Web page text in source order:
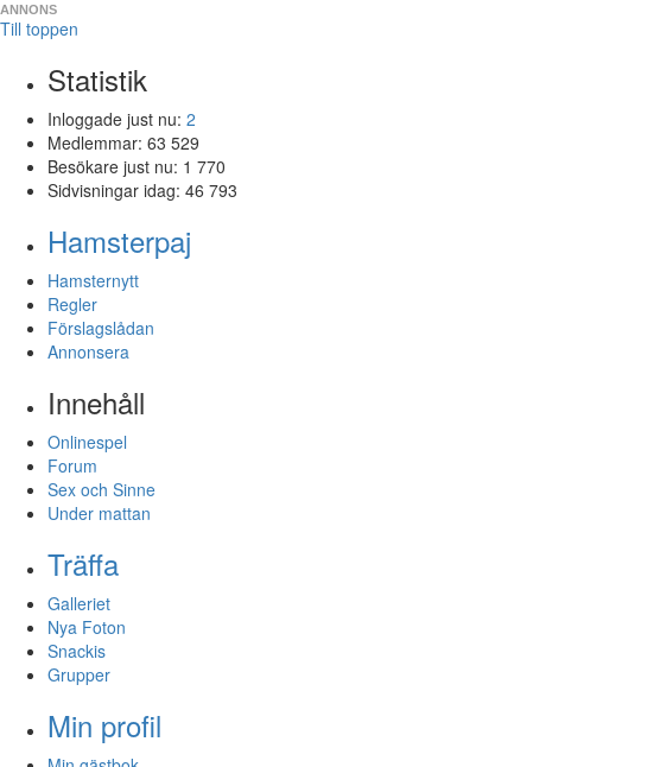
ANNONS
Till toppen
Statistik
Inloggade just nu: 2
Medlemmar: 63 529
Besökare just nu: 1 770
Sidvisningar idag: 46 793
Hamsterpaj
Hamsternytt
Regler
Förslagslådan
Annonsera
Innehåll
Onlinespel
Forum
Sex och Sinne
Under mattan
Träffa
Galleriet
Nya Foton
Snackis
Grupper
Min profil